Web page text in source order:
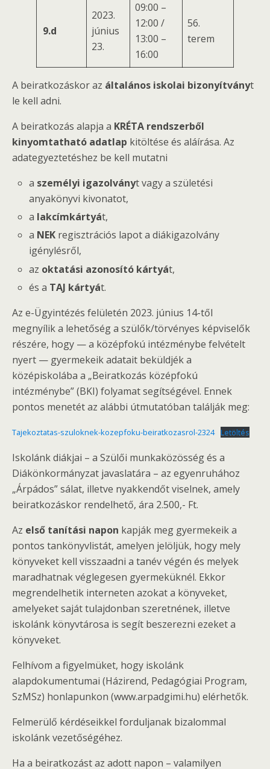
9.d
2023.
június
23.
09:00 –
12:00 /
13:00 –
16:00
56.
terem
A beiratkozáskor az általános iskolai bizonyítványt
le kell adni.
A beiratkozás alapja a KRÉTA rendszerből
kinyomtatható adatlap kitöltése és aláírása. Az
adategyeztetéshez be kell mutatni
a személyi igazolványt vagy a születési
anyakönyvi kivonatot,
a lakcímkártyát,
a NEK regisztrációs lapot a diákigazolvány
igénylésről,
az oktatási azonosító kártyát,
és a TAJ kártyát.
Az e-Ügyintézés felületén 2023. június 14-től
megnyílik a lehetőség a szülők/törvényes képviselők
részére, hogy — a középfokú intézménybe felvételt
nyert — gyermekeik adatait beküldjék a
középiskolába a „Beiratkozás középfokú
intézménybe” (BKI) folyamat segítségével. Ennek
pontos menetét az alábbi útmutatóban találják meg:
Tajekoztatas-szuloknek-kozepfoku-beiratkozasrol-2324 Letöltés
Iskolánk diákjai – a Szülői munkaközösség és a
Diákönkormányzat javaslatára – az egyenruhához
„Árpádos” sálat, illetve nyakkendőt viselnek, amely
beiratkozáskor rendelhető, ára 2.500,- Ft.
Az első tanítási napon kapják meg gyermekeik a
pontos tankönyvlistát, amelyen jelöljük, hogy mely
könyveket kell visszaadni a tanév végén és melyek
maradhatnak véglegesen gyermeküknél. Ekkor
megrendelhetik interneten azokat a könyveket,
amelyeket saját tulajdonban szeretnének, illetve
iskolánk könyvtárosa is segít beszerezni ezeket a
könyveket.
Felhívom a figyelmüket, hogy iskolánk
alapdokumentumai (Házirend, Pedagógiai Program,
SzMSz) honlapunkon (www.arpadgimi.hu) elérhetők.
Felmerülő kérdéseikkel forduljanak bizalommal
iskolánk vezetőségéhez.
Ha a beiratkozást az adott napon – valamilyen